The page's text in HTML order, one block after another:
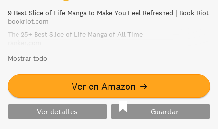
9 Best Slice of Life Manga to Make You Feel Refreshed | Book Riot
bookriot.com
The 25+ Best Slice of Life Manga of All Time
Mostrar todo
Ver en Amazon ➔
Ver detalles Guardar